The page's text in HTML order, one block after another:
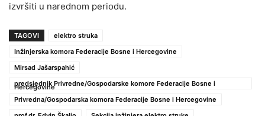
izvršiti u narednom periodu.
TAGOVI
elektro struka
Inžinjerska komora Federacije Bosne i Hercegovine
Mirsad Jašarspahić
predsjednik Privredne/Gospodarske komore Federacije Bosne i
Hercegovine
Privredna/Gospodarska komora Federacije Bosne i Hercegovine